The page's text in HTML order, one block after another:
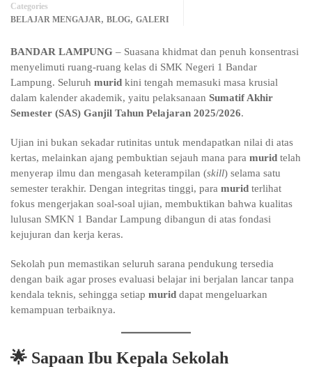
Categories
BELAJAR MENGAJAR, BLOG, GALERI
BANDAR LAMPUNG – Suasana khidmat dan penuh konsentrasi
menyelimuti ruang-ruang kelas di SMK Negeri 1 Bandar
Lampung. Seluruh murid kini tengah memasuki masa krusial
dalam kalender akademik, yaitu pelaksanaan Sumatif Akhir
Semester (SAS) Ganjil Tahun Pelajaran 2025/2026.
Ujian ini bukan sekadar rutinitas untuk mendapatkan nilai di atas
kertas, melainkan ajang pembuktian sejauh mana para murid telah
menyerap ilmu dan mengasah keterampilan (skill) selama satu
semester terakhir. Dengan integritas tinggi, para murid terlihat
fokus mengerjakan soal-soal ujian, membuktikan bahwa kualitas
lulusan SMKN 1 Bandar Lampung dibangun di atas fondasi
kejujuran dan kerja keras.
Sekolah pun memastikan seluruh sarana pendukung tersedia
dengan baik agar proses evaluasi belajar ini berjalan lancar tanpa
kendala teknis, sehingga setiap murid dapat mengeluarkan
kemampuan terbaiknya.
🌟 Sapaan Ibu Kepala Sekolah